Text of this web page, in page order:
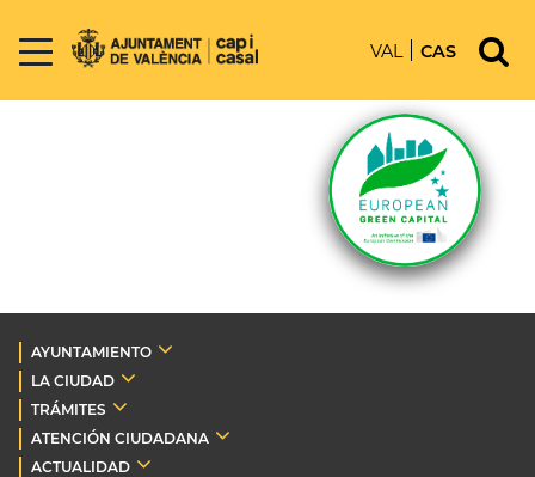
VAL CAS
AYUNTAMIENTO
LA CIUDAD
TRÁMITES
ATENCIÓN CIUDADANA
ACTUALIDAD